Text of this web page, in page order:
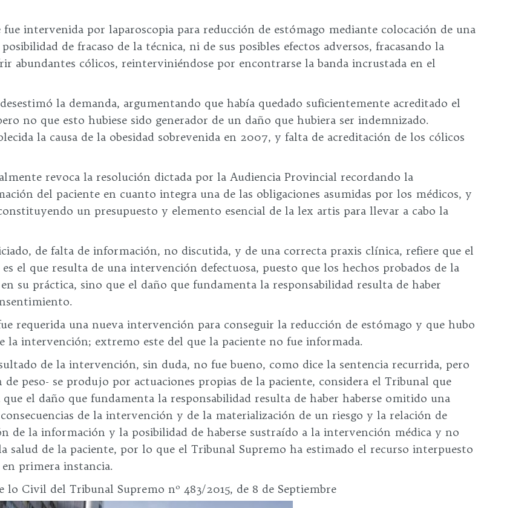
fue intervenida por laparoscopia para reducción de estómago mediante colocación de una
de fracaso de la técnica, ni de sus posibles efectos adversos, fracasando la
abundantes cólicos, reinterviniéndose por encontrarse la banda incrustada en el
la demanda, argumentando que había quedado suficientemente acreditado el
no que esto hubiese sido generador de un daño que hubiera ser indemnizado.
la causa de la obesidad sobrevenida en 2007, y falta de acreditación de los cólicos
revoca la resolución dictada por la Audiencia Provincial recordando la
del paciente en cuanto integra una de las obligaciones asumidas por los médicos, y
un presupuesto y elemento esencial de la lex artis para llevar a cabo la
de falta de información, no discutida, y de una correcta praxis clínica, refiere que el
el que resulta de una intervención defectuosa, puesto que los hechos probados de la
su práctica, sino que el daño que fundamenta la responsabilidad resulta de haber
requerida una nueva intervención para conseguir la reducción de estómago y que hubo
la intervención; extremo este del que la paciente no fue informada.
de la intervención, sin duda, no fue bueno, como dice la sentencia recurrida, pero
peso- se produjo por actuaciones propias de la paciente, considera el Tribunal que
el daño que fundamenta la responsabilidad resulta de haber haberse omitido una
de la intervención y de la materialización de un riesgo y la relación de
de la información y la posibilidad de haberse sustraído a la intervención médica y no
salud de la paciente, por lo que el Tribunal Supremo ha estimado el recurso interpuesto
primera instancia.
lo Civil del Tribunal Supremo nº 483/2015, de 8 de Septiembre